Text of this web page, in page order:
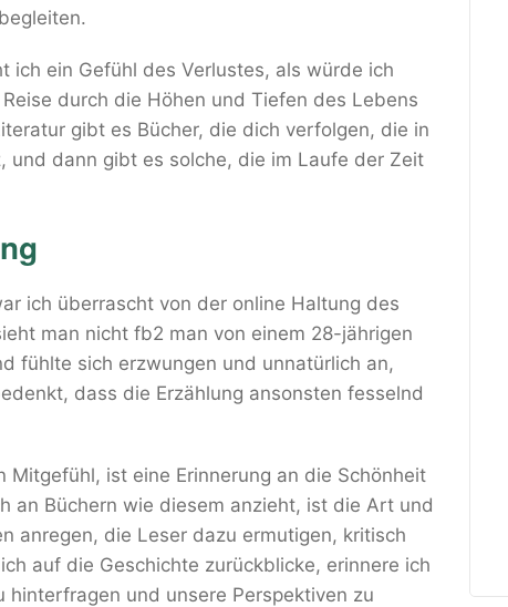
ich ein Gefühl des Verlustes, als würde ich
durch die Höhen und Tiefen des Lebens
gibt es Bücher, die dich verfolgen, die in
und dann gibt es solche, die im Laufe der Zeit
ich überrascht von der online Haltung des
man nicht fb2 man von einem 28-jährigen
fühlte sich erzwungen und unnatürlich an,
dass die Erzählung ansonsten fesselnd
ist eine Erinnerung an die Schönheit
an Büchern wie diesem anzieht, ist die Art und
anregen, die Leser dazu ermutigen, kritisch
auf die Geschichte zurückblicke, erinnere ich
und unsere Perspektiven zu